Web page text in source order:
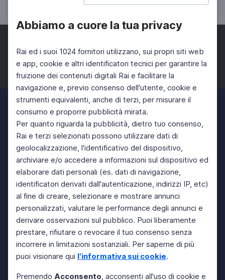
Abbiamo a cuore la tua privacy
Rai ed i suoi 1024 fornitori utilizzano, sui propri siti web
e app, cookie e altri identificatori tecnici per garantire la
fruizione dei contenuti digitali Rai e facilitare la
navigazione e, previo consenso dell'utente, cookie e
strumenti equivalenti, anche di terzi, per misurare il
consumo e proporre pubblicità mirata.
Per quanto riguarda la pubblicità, dietro tuo consenso,
Rai e terzi selezionati possono utilizzare dati di
geolocalizzazione, l'identificativo del dispositivo,
archiviare e/o accedere a informazioni sul dispositivo ed
elaborare dati personali (es. dati di navigazione,
identificatori derivati dall'autenticazione, indirizzi IP, etc)
al fine di creare, selezionare e mostrare annunci
personalizzati, valutare le performance degli annunci e
derivare osservazioni sul pubblico. Puoi liberamente
prestare, rifiutare o revocare il tuo consenso senza
incorrere in limitazioni sostanziali. Per saperne di più
puoi visionare qui l'informativa sui cookie.
Premendo Acconsento, acconsenti all'uso di cookie e
Facebook Twitter Instagram